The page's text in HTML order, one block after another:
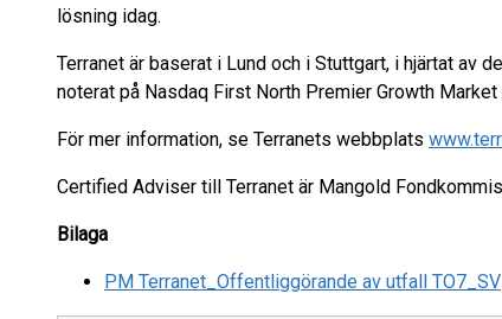
lösning idag.
Terranet är baserat i Lund och i Stuttgart, i hjärtat av
noterat på Nasdaq First North Premier Growth Market
För mer information, se Terranets webbplats
Certified Adviser till Terranet är Mangold
Bilaga
PM Terranet_Offentliggörande av utfall TO7_SV